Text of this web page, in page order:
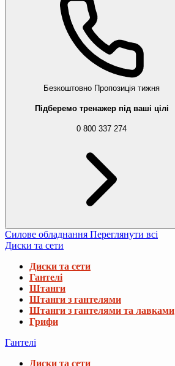
Безкоштовно Пропозиція тижня
Підберемо тренажер під ваші цілі
0 800 337 274
Силове обладнання Переглянути всі
Диски та сети
Диски та сети
Гантелі
Штанги
Штанги з гантелями
Штанги з гантелями та лавками
Грифи
Гантелі
Диски та сети